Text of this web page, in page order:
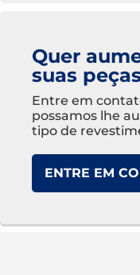
Quer
suas
Entre em
possamos lhe
tipo de
ENTRE EM